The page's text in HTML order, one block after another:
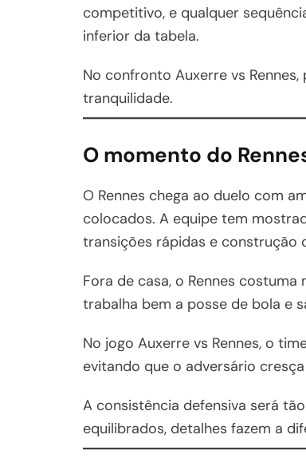
competitivo, e qualquer
inferior da tabela.
No confronto Auxerre vs
tranquilidade.
O momento do
O Rennes chega ao duelo com
colocados. A equipe tem
transições rápidas e construção
Fora de casa, o Rennes
trabalha bem a posse de bola e
No jogo Auxerre vs Rennes, o
evitando que o adversário
A consistência defensiva será
equilibrados, detalhes fazem a